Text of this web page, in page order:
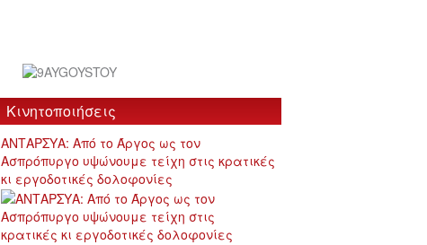
Κινητοποιήσεις
ΑΝΤΑΡΣΥΑ: Από το Άργος ως τον
Ασπρόπυργο υψώνουμε τείχη στις κρατικές
κι εργοδοτικές δολοφονίες